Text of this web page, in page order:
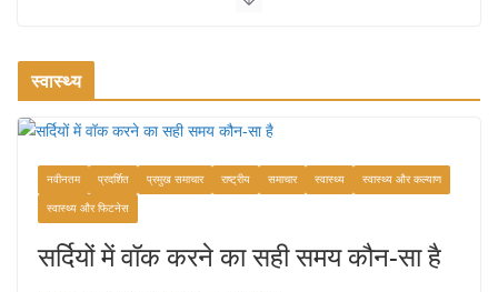
July 30, 2026 1 Comment
स्वादिष्ट व्यंजन
स्वास्थ्य
नवीनतम प्रदर्शित प्रमुख समाचार राष्ट्रीय समाचार स्वास्थ्य स्वास्थ्य और कल्याण
स्वास्थ्य और फिटनेस
सर्दियों में वॉक करने का सही समय कौन-सा है